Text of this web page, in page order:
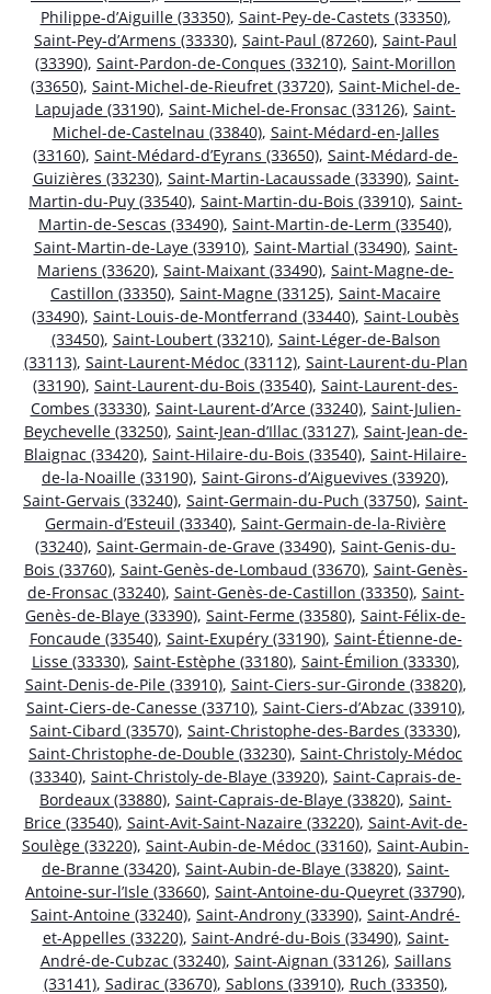
Philippe-d’Aiguille (33350), Saint-Pey-de-Castets (33350),
Saint-Pey-d’Armens (33330), Saint-Paul (87260), Saint-Paul
(33390), Saint-Pardon-de-Conques (33210), Saint-Morillon
(33650), Saint-Michel-de-Rieufret (33720), Saint-Michel-de-
Lapujade (33190), Saint-Michel-de-Fronsac (33126), Saint-
Michel-de-Castelnau (33840), Saint-Médard-en-Jalles
(33160), Saint-Médard-d’Eyrans (33650), Saint-Médard-de-
Guizières (33230), Saint-Martin-Lacaussade (33390), Saint-
Martin-du-Puy (33540), Saint-Martin-du-Bois (33910), Saint-
Martin-de-Sescas (33490), Saint-Martin-de-Lerm (33540),
Saint-Martin-de-Laye (33910), Saint-Martial (33490), Saint-
Mariens (33620), Saint-Maixant (33490), Saint-Magne-de-
Castillon (33350), Saint-Magne (33125), Saint-Macaire
(33490), Saint-Louis-de-Montferrand (33440), Saint-Loubès
(33450), Saint-Loubert (33210), Saint-Léger-de-Balson
(33113), Saint-Laurent-Médoc (33112), Saint-Laurent-du-Plan
(33190), Saint-Laurent-du-Bois (33540), Saint-Laurent-des-
Combes (33330), Saint-Laurent-d’Arce (33240), Saint-Julien-
Beychevelle (33250), Saint-Jean-d’Illac (33127), Saint-Jean-de-
Blaignac (33420), Saint-Hilaire-du-Bois (33540), Saint-Hilaire-
de-la-Noaille (33190), Saint-Girons-d’Aiguevives (33920),
Saint-Gervais (33240), Saint-Germain-du-Puch (33750), Saint-
Germain-d’Esteuil (33340), Saint-Germain-de-la-Rivière
(33240), Saint-Germain-de-Grave (33490), Saint-Genis-du-
Bois (33760), Saint-Genès-de-Lombaud (33670), Saint-Genès-
de-Fronsac (33240), Saint-Genès-de-Castillon (33350), Saint-
Genès-de-Blaye (33390), Saint-Ferme (33580), Saint-Félix-de-
Foncaude (33540), Saint-Exupéry (33190), Saint-Étienne-de-
Lisse (33330), Saint-Estèphe (33180), Saint-Émilion (33330),
Saint-Denis-de-Pile (33910), Saint-Ciers-sur-Gironde (33820),
Saint-Ciers-de-Canesse (33710), Saint-Ciers-d’Abzac (33910),
Saint-Cibard (33570), Saint-Christophe-des-Bardes (33330),
Saint-Christophe-de-Double (33230), Saint-Christoly-Médoc
(33340), Saint-Christoly-de-Blaye (33920), Saint-Caprais-de-
Bordeaux (33880), Saint-Caprais-de-Blaye (33820), Saint-
Brice (33540), Saint-Avit-Saint-Nazaire (33220), Saint-Avit-de-
Soulège (33220), Saint-Aubin-de-Médoc (33160), Saint-Aubin-
de-Branne (33420), Saint-Aubin-de-Blaye (33820), Saint-
Antoine-sur-l’Isle (33660), Saint-Antoine-du-Queyret (33790),
Saint-Antoine (33240), Saint-Androny (33390), Saint-André-
et-Appelles (33220), Saint-André-du-Bois (33490), Saint-
André-de-Cubzac (33240), Saint-Aignan (33126), Saillans
(33141), Sadirac (33670), Sablons (33910), Ruch (33350),